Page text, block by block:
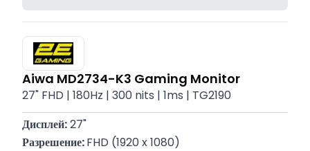
Aiwa MD2734-K3 Gaming Monitor
27" FHD | 180Hz | 300 nits | 1ms | TG2190
Дисплей: 27"
Разрешение: FHD (1920 x 1080)